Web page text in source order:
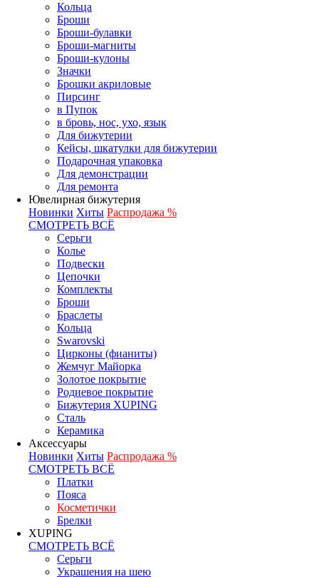
Кольца
Броши
Броши-булавки
Броши-магниты
Броши-кулоны
Значки
Брошки акриловые
Пирсинг
в Пупок
в бровь, нос, ухо, язык
Для бижутерии
Кейсы, шкатулки для бижутерии
Подарочная упаковка
Для демонстрации
Для ремонта
Ювелирная бижутерия
Новинки Хиты Распродажа %
СМОТРЕТЬ ВСЁ
Серьги
Колье
Подвески
Цепочки
Комплекты
Броши
Браслеты
Кольца
Swarovski
Цирконы (фианиты)
Жемчуг Майорка
Золотое покрытие
Родиевое покрытие
Бижутерия XUPING
Сталь
Керамика
Аксессуары
Новинки Хиты Распродажа %
СМОТРЕТЬ ВСЁ
Платки
Пояса
Косметички
Брелки
XUPING
СМОТРЕТЬ ВСЁ
Серьги
Украшения на шею